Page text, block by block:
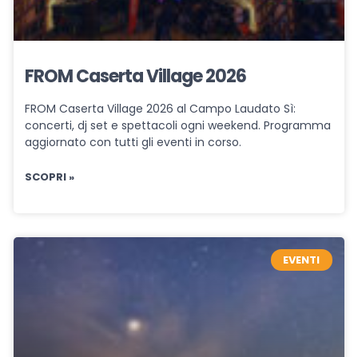
FROM Caserta Village 2026
FROM Caserta Village 2026 al Campo Laudato Sì:
concerti, dj set e spettacoli ogni weekend. Programma
aggiornato con tutti gli eventi in corso.
SCOPRI »
EVENTI